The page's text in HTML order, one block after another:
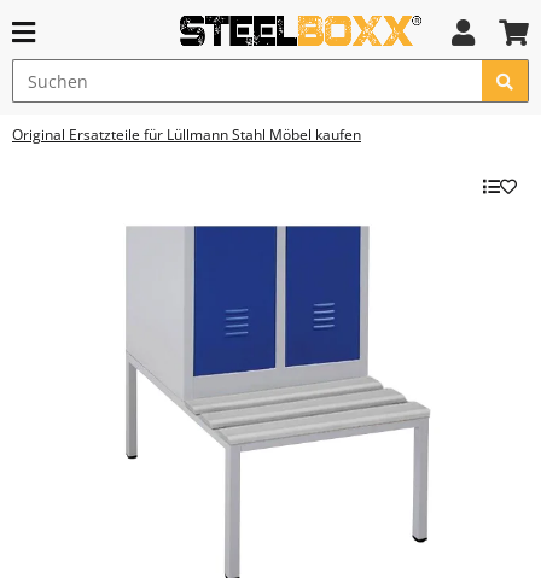
Original Ersatzteile für Lüllmann Stahl Möbel kaufen